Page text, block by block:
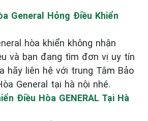
General Hỏng Điều Khiển
hòa khiển không nhận
và bạn đang tìm đơn vị uy tín
hãy liên hệ với trung Tâm Bảo
General tại hà nội nhé.
Điều Hòa GENERAL Tại Hà